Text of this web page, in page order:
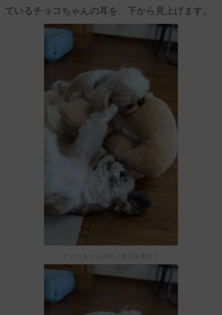
ているチョコちゃんの耳を、下から見上げます。
チョコちゃんの耳に前足を寄せて